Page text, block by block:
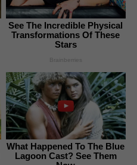
See The Incredible Physical
Transformations Of These
Stars
Brainberries
What Happened To The Blue
Lagoon Cast? See Them